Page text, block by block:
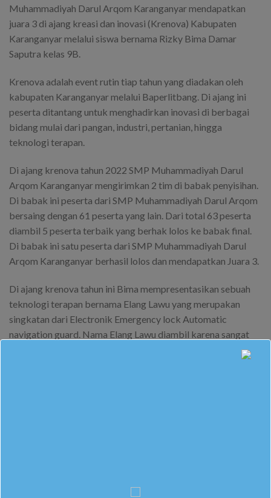
Muhammadiyah Darul Arqom Karanganyar mendapatkan
juara 3 di ajang kreasi dan inovasi (Krenova) Kabupaten
Karanganyar melalui siswa bernama Rizky Bima Damar
Saputra kelas 9B.
Krenova adalah event rutin tiap tahun yang diadakan oleh
kabupaten Karanganyar melalui Baperlitbang. Di ajang ini
peserta ditantang untuk menghadirkan inovasi di berbagai
bidang mulai dari pangan, industri, pertanian, hingga
teknologi terapan.
Di ajang krenova tahun 2022 SMP Muhammadiyah Darul
Arqom Karanganyar mengirimkan 2 tim di babak penyisihan.
Di babak ini peserta dari SMP Muhammadiyah Darul Arqom
bersaing dengan 61 peserta yang lain. Dari total 63 peserta
diambil 5 peserta terbaik yang berhak lolos ke babak final.
Di babak ini satu peserta dari SMP Muhammadiyah Darul
Arqom Karanganyar berhasil lolos dan mendapatkan Juara 3.
Di ajang krenova tahun ini Bima mempresentasikan sebuah
teknologi terapan bernama Elang Lawu yang merupakan
singkatan dari Electronik Emergency lock Automatic
navigation guard. Nama Elang Lawu diambil karena sangat